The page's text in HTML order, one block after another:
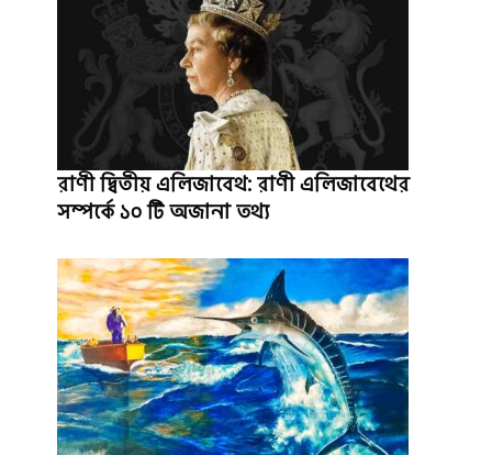
রাণী দ্বিতীয় এলিজাবেথ: রাণী এলিজাবেথের
সম্পর্কে ১০ টি অজানা তথ্য